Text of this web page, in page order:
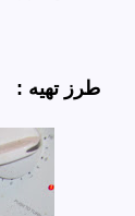
طرز تهیه :